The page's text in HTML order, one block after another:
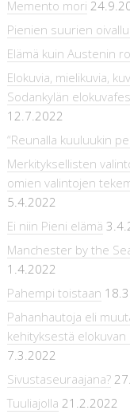
Memento mori
Pienien suurien
Elämä kuin Austenin
Elokuvia, mielikuvia,
Sodankylän
12.7.2022
“Reunalla kuuluukin
Merkityksellisten
omien valintojen
5.4.2022
Ei niin Pieni elämä
Manchester by the
1.4.2022
Pahempi toistaan
Pahanhautoja eli
kehityksestä
7.3.2022
Sivustaseuraajana?
Tuuliajolla 21.2.2022